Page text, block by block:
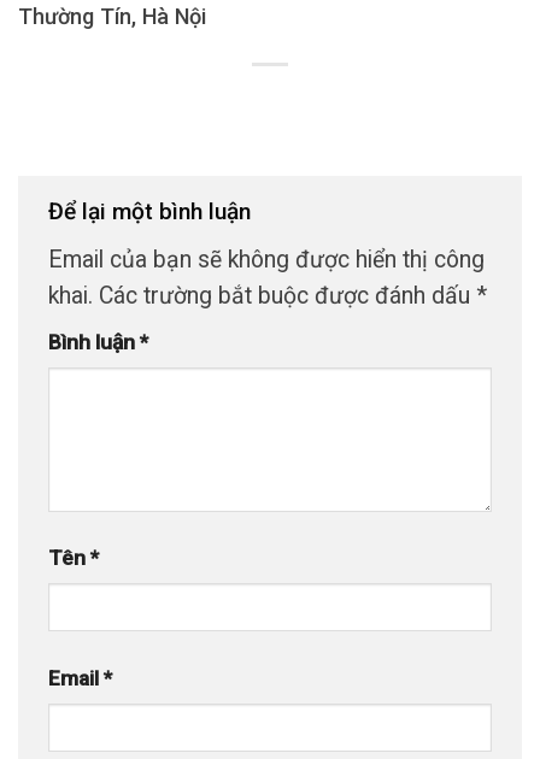
Thường Tín, Hà Nội
Để lại một bình luận
Email của bạn sẽ không được hiển thị công
khai. Các trường bắt buộc được đánh dấu *
Bình luận *
Tên *
Email *